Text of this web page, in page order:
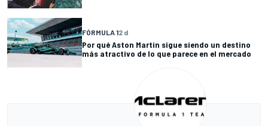
FÓRMULA 12 d
Por qué Aston Martin sigue siendo un destino
más atractivo de lo que parece en el mercado